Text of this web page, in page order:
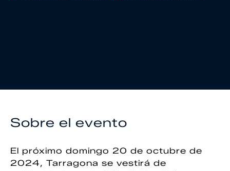
Sobre el evento
El próximo domingo 20 de octubre de
2024, Tarragona se vestirá de